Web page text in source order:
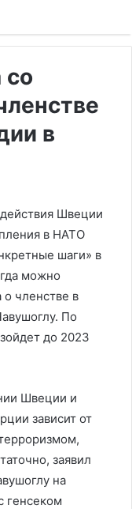
со
в
Швеции
в НАТО
шаги» в
можно
о членстве в
По
до 2023
Швеции и
зависит от
заявил
на
генсеком